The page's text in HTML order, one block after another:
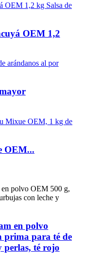
OEM 1,2
OEM...
en polvo
prima para té de
perlas, té rojo